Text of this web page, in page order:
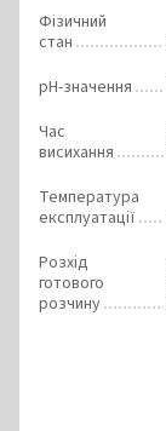
Фізичний
стан
pH-значення
Час
висихання
Температура
експлуатації
Розхід
готового
розчину